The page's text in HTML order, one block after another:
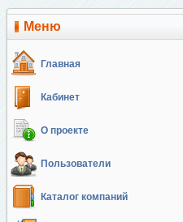
Меню
Главная
Кабинет
О проекте
Пользователи
Каталог компаний